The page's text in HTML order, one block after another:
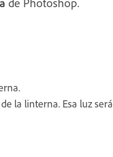
la linterna. Esa luz